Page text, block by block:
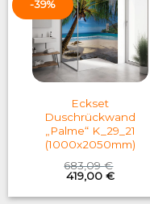
-39%
Eckset
Duschrückwand
„Palme“ K_29_21
(1000x2050mm)
683,09€
Original
price
was:
419,00 €Current
is: